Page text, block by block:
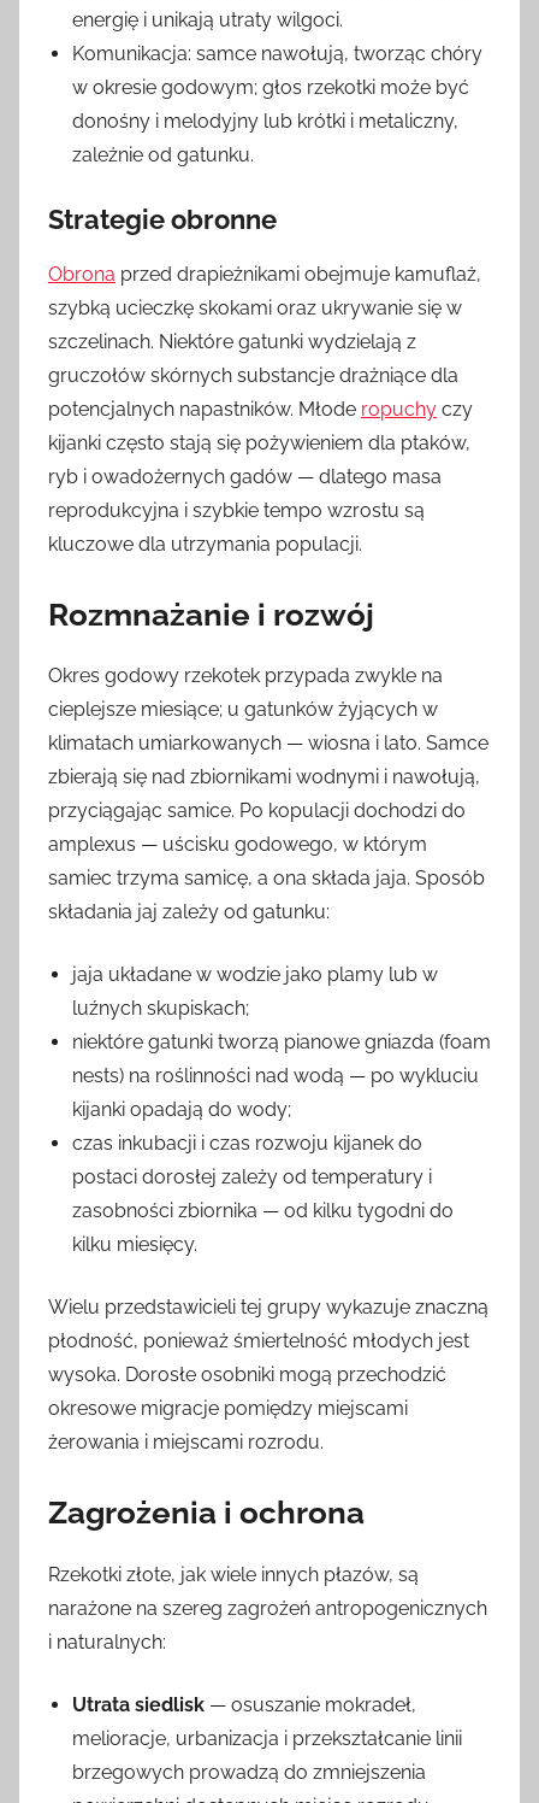
energię i unikają utraty wilgoci.
Komunikacja: samce nawołują, tworząc chóry
w okresie godowym; głos rzekotki może być
donośny i melodyjny lub krótki i metaliczny,
zależnie od gatunku.
Strategie obronne
Obrona przed drapieżnikami obejmuje kamuflaż,
szybką ucieczkę skokami oraz ukrywanie się w
szczelinach. Niektóre gatunki wydzielają z
gruczołów skórnych substancje drażniące dla
potencjalnych napastników. Młode ropuchy czy
kijanki często stają się pożywieniem dla ptaków,
ryb i owadożernych gadów — dlatego masa
reprodukcyjna i szybkie tempo wzrostu są
kluczowe dla utrzymania populacji.
Rozmnażanie i rozwój
Okres godowy rzekotek przypada zwykle na
cieplejsze miesiące; u gatunków żyjących w
klimatach umiarkowanych — wiosna i lato. Samce
zbierają się nad zbiornikami wodnymi i nawołują,
przyciągając samice. Po kopulacji dochodzi do
amplexus — uścisku godowego, w którym
samiec trzyma samicę, a ona składa jaja. Sposób
składania jaj zależy od gatunku:
jaja układane w wodzie jako plamy lub w
luźnych skupiskach;
niektóre gatunki tworzą pianowe gniazda (foam
nests) na roślinności nad wodą — po wykluciu
kijanki opadają do wody;
czas inkubacji i czas rozwoju kijanek do
postaci dorosłej zależy od temperatury i
zasobności zbiornika — od kilku tygodni do
kilku miesięcy.
Wielu przedstawicieli tej grupy wykazuje znaczną
płodność, ponieważ śmiertelność młodych jest
wysoka. Dorosłe osobniki mogą przechodzić
okresowe migracje pomiędzy miejscami
żerowania i miejscami rozrodu.
Zagrożenia i ochrona
Rzekotki złote, jak wiele innych płazów, są
narażone na szereg zagrożeń antropogenicznych
i naturalnych:
Utrata siedlisk — osuszanie mokradeł,
melioracje, urbanizacja i przekształcanie linii
brzegowych prowadzą do zmniejszenia